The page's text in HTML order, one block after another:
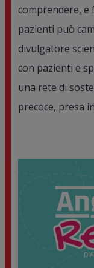
comprendere, e
pazienti può
divulgatore
con pazienti e
una rete di
precoce, presa